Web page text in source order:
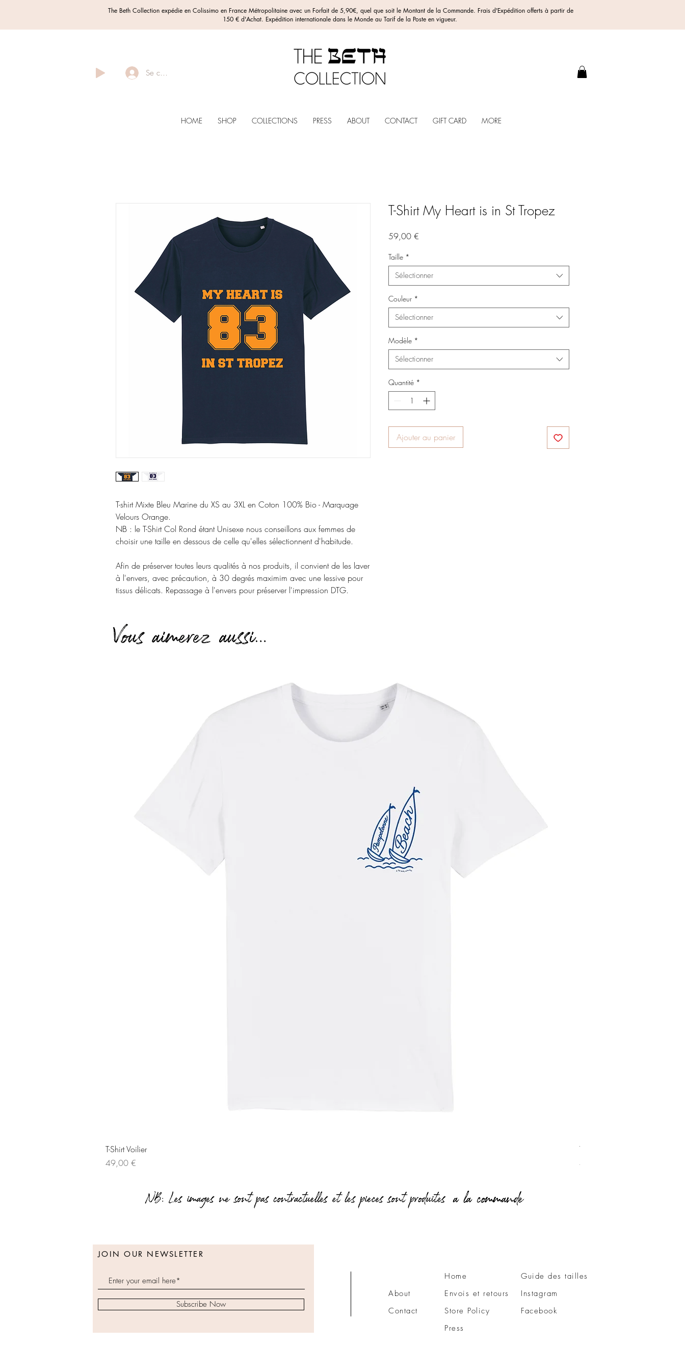
The Beth Collection expédie en Colissimo en France Métropolitaine avec un Forfait de 5,90€, quel que soit le Montant de la Commande. Frais d'Expédition offerts à partir de
150 € d'Achat. Expédition internationale dans le Monde au Tarif de la Poste en vigueur.
Se connecter
HOME SHOP COLLECTIONS PRESS ABOUT CONTACT GIFT CARD MORE
T-shirt Mixte Bleu Marine du XS au 3XL en Coton 100% Bio - Marquage
Velours Orange.
NB : le T-Shirt Col Rond étant Unisexe nous conseillons aux femmes de
choisir une taille en dessous de celle qu'elles sélectionnent d'habitude.
Afin de préserver toutes leurs qualités à nos produits, il convient de les laver
à l'envers, avec précaution, à 30 degrés maximim avec une lessive pour
tissus délicats. Repassage à l'envers pour préserver l'impression DTG.
T-Shirt My Heart is in St Tropez
59,00 €
Taille *
Sélectionner
Couleur *
Sélectionner
Modèle *
Sélectionner
Quantité *
Ajouter au panier
T-Shirt Voilier
Prix
49,00 €
T-Shirt Love Vichy
Prix
49,00 €
JOIN OUR NEWSLETTER
Subscribe Now
About
Contact
Home
Envois et retours
Store Policy
Press
Guide des tailles
Instagram
Facebook